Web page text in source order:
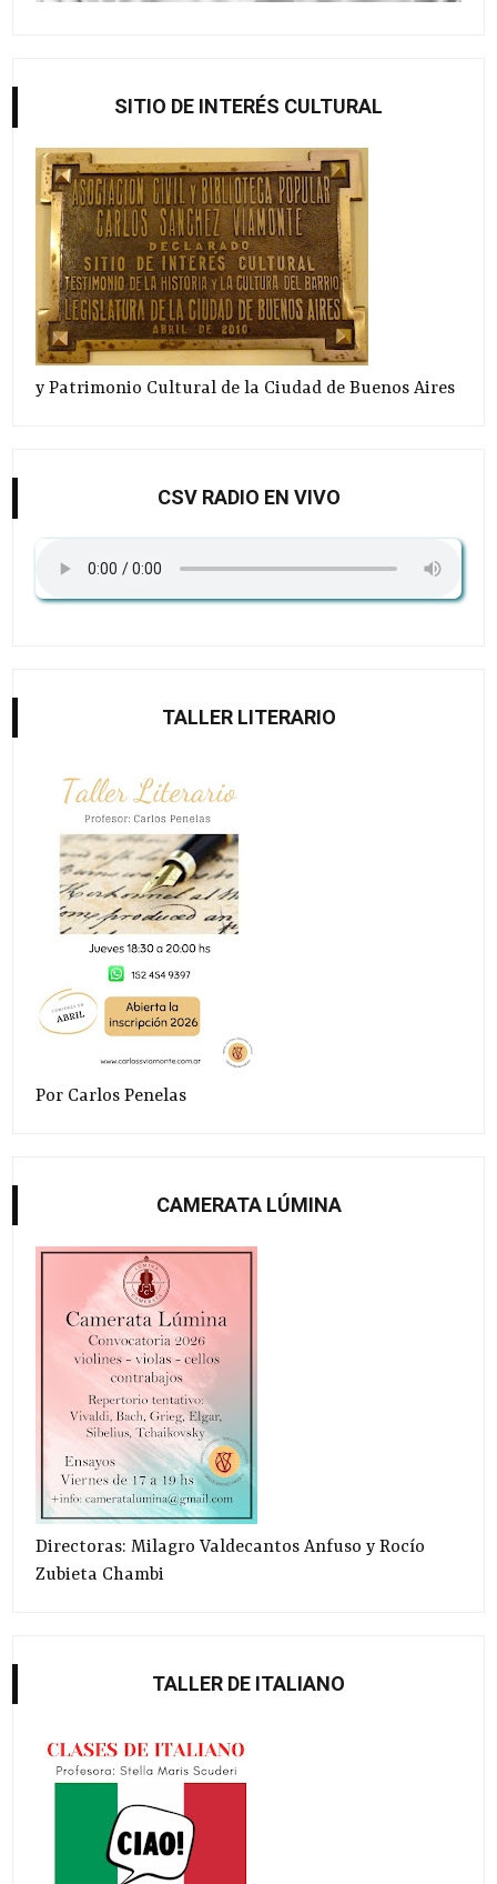
SITIO DE INTERÉS CULTURAL
y Patrimonio Cultural de la Ciudad de Buenos Aires
CSV RADIO EN VIVO
TALLER LITERARIO
Por Carlos Penelas
CAMERATA LÚMINA
Directoras: Milagro Valdecantos Anfuso y Rocío
Zubieta Chambi
TALLER DE ITALIANO